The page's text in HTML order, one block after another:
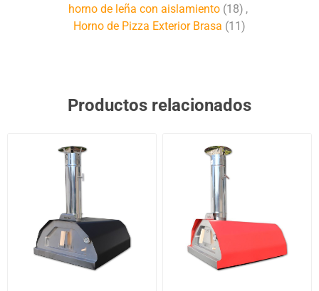
horno de leña con aislamiento (18) ,
Horno de Pizza Exterior Brasa (11)
Productos relacionados